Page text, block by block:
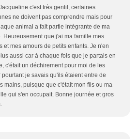
c'est très gentil, certaines
ne doivent pas comprendre mais pour
animal a fait partie intégrante de ma
Heureusement que j'ai ma famille mes
et mes amours de petits enfants. Je n'en
aussi car à chaque fois que je partais en
c'était un déchirement pour moi de les
pourtant je savais qu'ils étaient entre de
mains, puisque que c'était mon fils ou ma
qui s'en occupait. Bonne journée et gros